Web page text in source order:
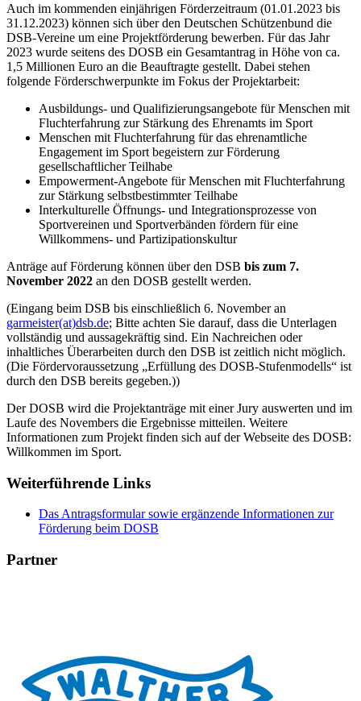
Auch im kommenden einjährigen Förderzeitraum (01.01.2023 bis
31.12.2023) können sich über den Deutschen Schützenbund die
DSB-Vereine um eine Projektförderung bewerben. Für das Jahr
2023 wurde seitens des DOSB ein Gesamtantrag in Höhe von ca.
1,5 Millionen Euro an die Beauftragte gestellt. Dabei stehen
folgende Förderschwerpunkte im Fokus der Projektarbeit:
Ausbildungs- und Qualifizierungsangebote für Menschen mit
Fluchterfahrung zur Stärkung des Ehrenamts im Sport
Menschen mit Fluchterfahrung für das ehrenamtliche
Engagement im Sport begeistern zur Förderung
gesellschaftlicher Teilhabe
Empowerment-Angebote für Menschen mit Fluchterfahrung
zur Stärkung selbstbestimmter Teilhabe
Interkulturelle Öffnungs- und Integrationsprozesse von
Sportvereinen und Sportverbänden fördern für eine
Willkommens- und Partizipationskultur
Anträge auf Förderung können über den DSB bis zum 7.
November 2022 an den DOSB gestellt werden.
(Eingang beim DSB bis einschließlich 6. November an
garmeister(at)dsb.de; Bitte achten Sie darauf, dass die Unterlagen
vollständig und aussagekräftig sind. Ein Nachreichen oder
inhaltliches Überarbeiten durch den DSB ist zeitlich nicht möglich.
(Die Fördervoraussetzung „Erfüllung des DOSB-Stufenmodells“ ist
durch den DSB bereits gegeben.))
Der DOSB wird die Projektanträge mit einer Jury auswerten und im
Laufe des Novembers die Ergebnisse mitteilen. Weitere
Informationen zum Projekt finden sich auf der Webseite des DOSB:
Willkommen im Sport.
Weiterführende Links
Das Antragsformular sowie ergänzende Informationen zur
Förderung beim DOSB
Partner